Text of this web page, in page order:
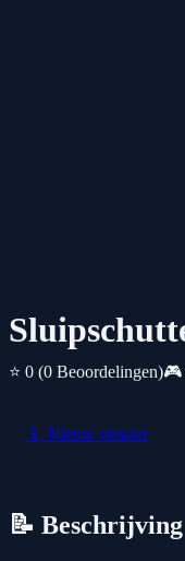
⭐ 0 (0 Beoordelingen)🎮
📱 Nieuw venster
📝 Beschrijving